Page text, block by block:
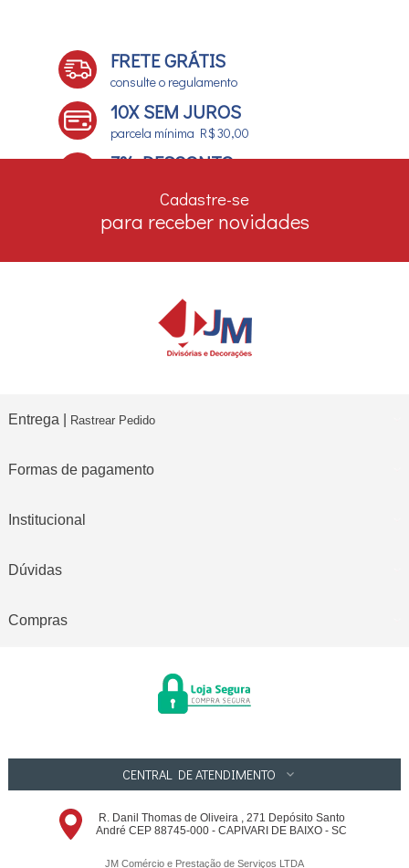
FRETE GRÁTIS
consulte o regulamento
10X SEM JUROS
parcela mínima R$ 30,00
7% DESCONTO
Cadastre-se
para receber novidades
Entrega | Rastrear Pedido
Formas de pagamento
Institucional
Dúvidas
Compras
CENTRAL DE ATENDIMENTO
R. Danil Thomas de Oliveira , 271 Depósito Santo
André CEP 88745-000 - CAPIVARI DE BAIXO - SC
JM Comércio e Prestação de Serviços LTDA